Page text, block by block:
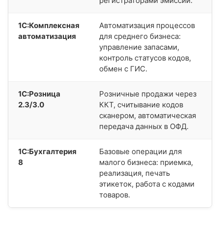
1С:Комплексная
автоматизация
Автоматизация процессов
для среднего бизнеса:
управление запасами,
контроль статусов кодов,
обмен с ГИС.
1С:Розница
2.3/3.0
Розничные продажи через
ККТ, считывание кодов
сканером, автоматическая
передача данных в ОФД.
1С:Бухгалтерия
8
Базовые операции для
малого бизнеса: приемка,
реализация, печать
этикеток, работа с кодами
товаров.